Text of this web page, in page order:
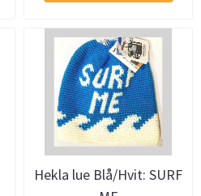
Hekla lue Blå/Hvit: SURF